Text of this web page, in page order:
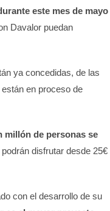
este mes de mayo
Davalor puedan
ya concedidas, de las
en proceso de
millón de personas se
disfrutar desde 25€
con el desarrollo de su